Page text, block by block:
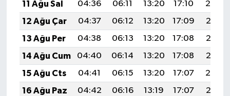
11 Ağu Sal
04:36 06:11 13:20 17:10
20:19
12 Ağu Çar
04:37 06:12 13:20 17:09
20:18
13 Ağu Per
04:38 06:13 13:20 17:08
20:17
14 Ağu Cum
04:40 06:14 13:20 17:08
20:16
15 Ağu Cts
04:41 06:15 13:20 17:07
20:14
16 Ağu Paz
04:42 06:16 13:19 17:07
20:13